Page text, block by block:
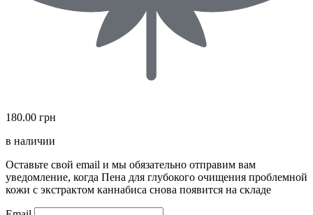
180.00 грн
в наличии
Оставьте свой email и мы обязательно отправим вам
уведомление, когда Пена для глубокого очищения проблемной
кожи с экстрактом каннабиса снова появится на складе